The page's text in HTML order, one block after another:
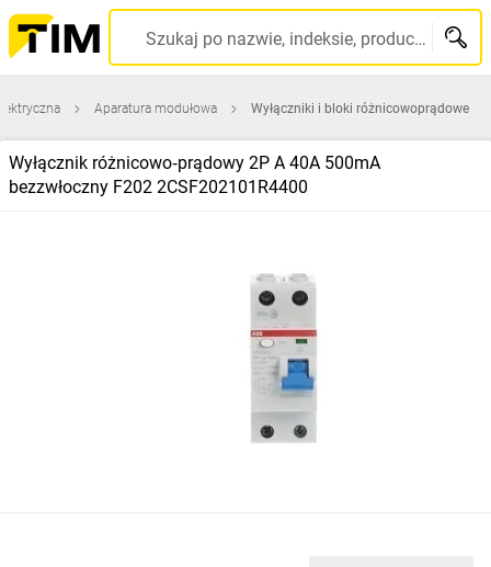
Szukaj po nazwie, indeksie, producencie, kodzie kreskowym...
Aparatura modułowa Wyłączniki i bloki różnicowoprądowe
Wyłącznik różnicowo‑prądowy 2P A 40A 500mA
bezzwłoczny F202 2CSF202101R4400